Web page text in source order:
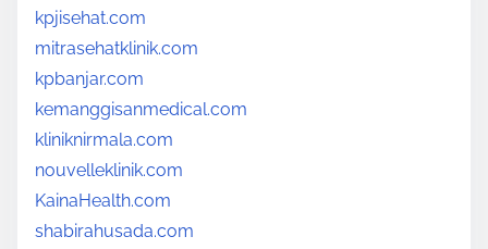
kpjisehat.com
mitrasehatklinik.com
kpbanjar.com
kemanggisanmedical.com
kliniknirmala.com
nouvelleklinik.com
KainaHealth.com
shabirahusada.com